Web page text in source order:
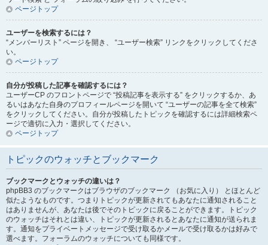
ページトップ
ユーザーを検索するには？
“メンバーリスト” ページを開き、 “ユーザー検索” リンクをクリックしてくださ
い。
ページトップ
自分が投稿した記事を確認するには？
ユーザーCP のフロントページで “投稿記事を表示する” をクリックするか、あ
るいはあなた自身のプロフィールページを開いて “ユーザーの記事を全て検索”
をクリックしてください。自分が投稿したトピックを確認するには詳細検索ペ
ージで適切に入力・選択してください。
ページトップ
トピックのウォッチとブックマーク
ブックマークとウォッチの違いは？
phpBB3 のブックマークはブラウザのブックマーク （お気に入り） とほとんど
似たようなものです。つまりトピックが更新されてもあなたに通知されること
はありませんが、あなたは後でそのトピックに戻ることができます。トピック
のウォッチはそれとは違い、トピックが更新されるとあなたに通知が送られま
す。通知をプライベートメッセージで受け取るかメールで受け取るかは好みで
選べます。フォーラムのウォッチについても同様です。